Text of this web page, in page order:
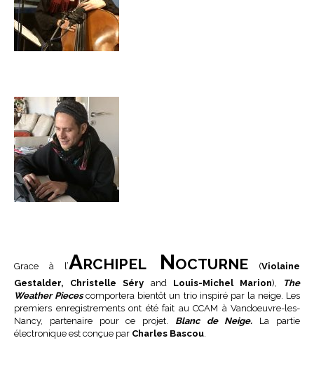
Grace à l’Archipel Nocturne (Violaine
Gestalder, Christelle Séry andLouis-Michel Marion),
The
Weather Piecescomportera bientôt un trio inspiré par la neige. Les
premiers enregistrements ont été fait au CCAM à Vandoeuvre-les-
Nancy, partenaire pour ce projet. Blanc de Neige. La partie
électronique est conçue par Charles Bascou.